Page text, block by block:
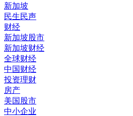
新加坡
民生民声
财经
新加坡股市
新加坡财经
全球财经
中国财经
投资理财
房产
美国股市
中小企业